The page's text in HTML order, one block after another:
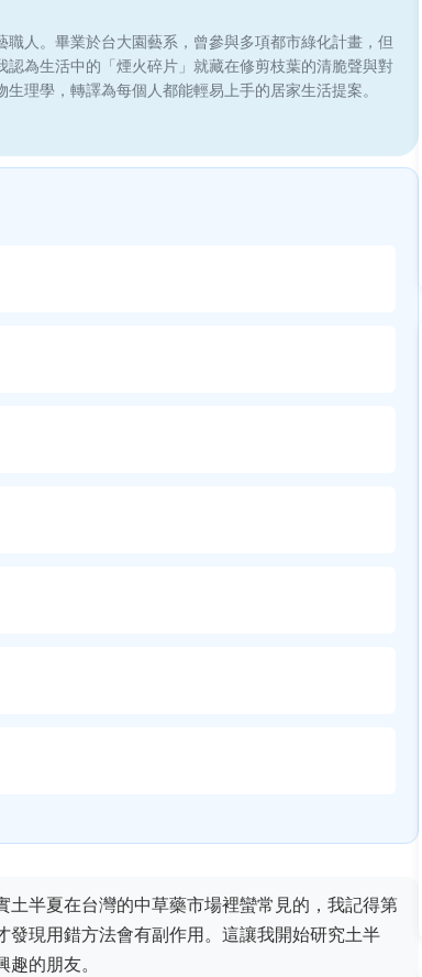
人。畢業於台大園藝系，曾參與多項都市綠化計畫，但
為生活中的「煙火碎片」就藏在修剪枝葉的清脆聲與對
理學，轉譯為每個人都能輕易上手的居家生活提案。
半夏在台灣的中草藥市場裡蠻常見的，我記得第
現用錯方法會有副作用。這讓我開始研究土半
的朋友。